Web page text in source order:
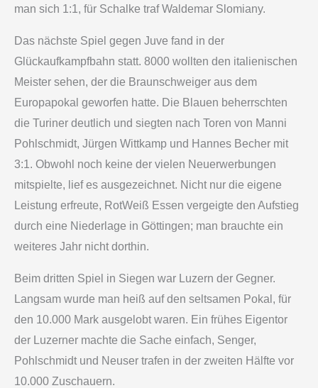
man sich 1:1, für Schalke traf Waldemar Slomiany.
Das nächste Spiel gegen Juve fand in der
Glückaufkampfbahn statt. 8000 wollten den italienischen
Meister sehen, der die Braunschweiger aus dem
Europapokal geworfen hatte. Die Blauen beherrschten
die Turiner deutlich und siegten nach Toren von Manni
Pohlschmidt, Jürgen Wittkamp und Hannes Becher mit
3:1. Obwohl noch keine der vielen Neuerwerbungen
mitspielte, lief es ausgezeichnet. Nicht nur die eigene
Leistung erfreute, Rot­Weiß Essen vergeigte den Aufstieg
durch eine Niederlage in Göttingen; man brauchte ein
weiteres Jahr nicht dorthin.
Beim dritten Spiel in Siegen war Luzern der Gegner.
Langsam wurde man heiß auf den seltsamen Pokal, für
den 10.000 Mark ausgelobt waren. Ein frühes Eigentor
der Luzerner machte die Sache einfach, Senger,
Pohlschmidt und Neuser trafen in der zweiten Hälfte vor
10.000 Zuschauern.